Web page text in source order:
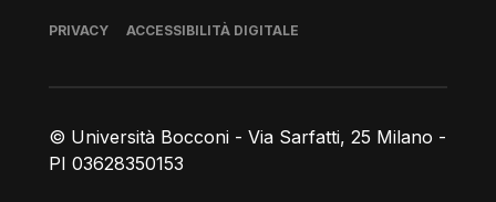
© Università Bocconi - Via Sarfatti, 25 Milano -
PI 03628350153
Piè di pagina
PRIVACY ACCESSIBILITÀ DIGITALE